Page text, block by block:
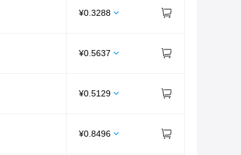
¥0.3288
¥0.5637
¥0.5129
¥0.8496